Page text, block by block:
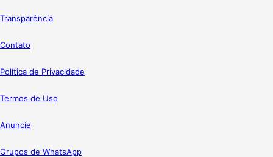
Transparência
Contato
Política de Privacidade
Termos de Uso
Anuncie
Grupos de WhatsApp